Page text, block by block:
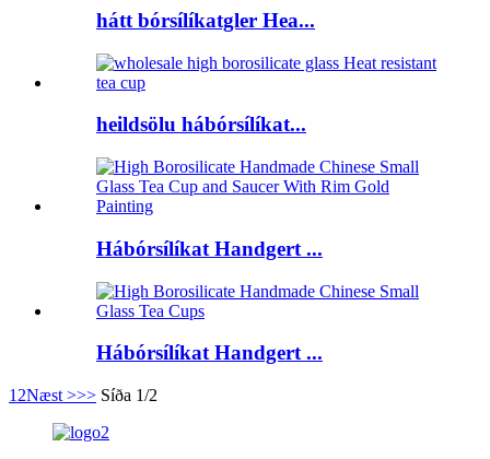
hátt bórsílíkatgler Hea...
heildsölu hábórsílíkat...
Hábórsílíkat Handgert ...
Hábórsílíkat Handgert ...
1 2Næst >>> Síða 1/2